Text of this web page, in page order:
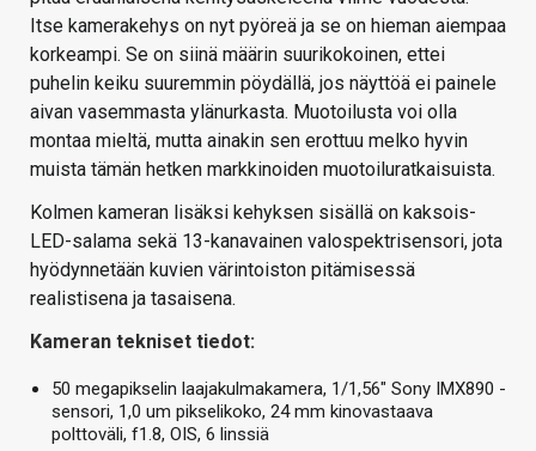
Itse kamerakehys on nyt pyöreä ja se on hieman aiempaa
korkeampi. Se on siinä määrin suurikokoinen, ettei
puhelin keiku suuremmin pöydällä, jos näyttöä ei painele
aivan vasemmasta ylänurkasta. Muotoilusta voi olla
montaa mieltä, mutta ainakin sen erottuu melko hyvin
muista tämän hetken markkinoiden muotoiluratkaisuista.
Kolmen kameran lisäksi kehyksen sisällä on kaksois-
LED-salama sekä 13-kanavainen valospektrisensori, jota
hyödynnetään kuvien värintoiston pitämisessä
realistisena ja tasaisena.
Kameran tekniset tiedot:
50 megapikselin laajakulmakamera, 1/1,56″ Sony IMX890 -
sensori, 1,0 um pikselikoko, 24 mm kinovastaava
polttoväli, f1.8, OIS, 6 linssiä